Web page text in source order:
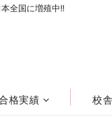
全国に増殖中!!
格実績 校